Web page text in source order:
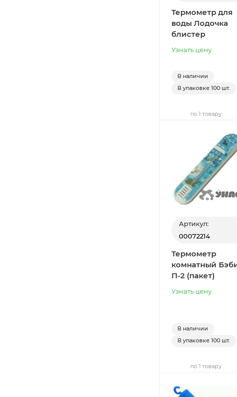
Термометр для
воды Лодочка
блистер
Узнать цену
В наличии
В упаковке 100 шт.
по 1 товару
Артикул:
00072214
Термометр
комнатный
П-2 (пакет)
Узнать цену
В наличии
В упаковке 100 шт.
по 1 товару